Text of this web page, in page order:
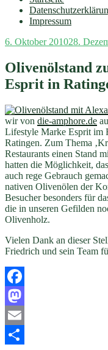
Impressum
Veröffentlicht
6. Oktober 201028.
Olivenölstand
Esprit in
wir von die-amphore.de
Lifestyle Marke Esprit im
Ratingen. Zum Thema
Restaurants einen Stand
hatten die Möglichkeit,
auch rege Gebrauch
nativen Olivenölen der
Besucher besonders für
die in unseren Gefilden
Olivenholz.
Vielen Dank an dieser
Friedrich und sein Team
Facebook
Mastodon
Email